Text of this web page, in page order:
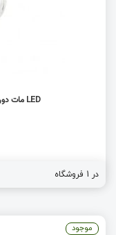
LED مات دورنگ سبز-قرمز رایت 3mm آند مشترک
در 1 فروشگاه
موجود